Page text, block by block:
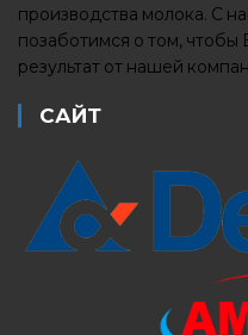
производства молока. С
позаботимся о том,
результат от нашей
САЙТ